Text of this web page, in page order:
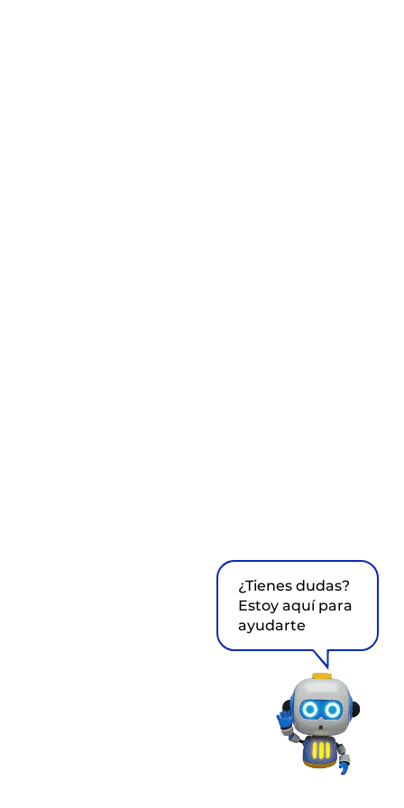
¿Tienes dudas?
Estoy aquí para
ayudarte